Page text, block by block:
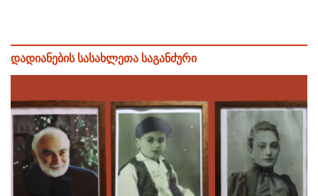
დადიანების სასახლეთა საგანძური